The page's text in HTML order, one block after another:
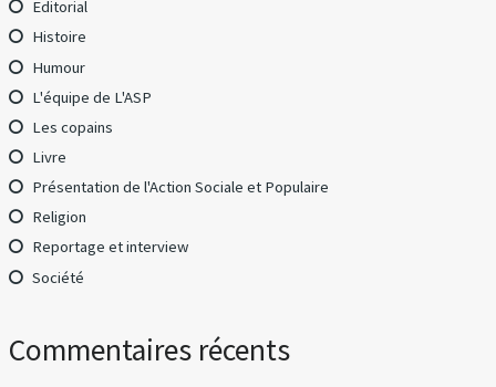
Editorial
Histoire
Humour
L'équipe de L'ASP
Les copains
Livre
Présentation de l'Action Sociale et Populaire
Religion
Reportage et interview
Société
Commentaires récents